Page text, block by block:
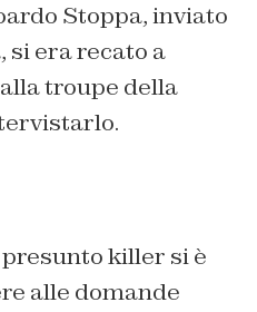
Stoppa, inviato
si era recato a
troupe della
killer si è
alle domande